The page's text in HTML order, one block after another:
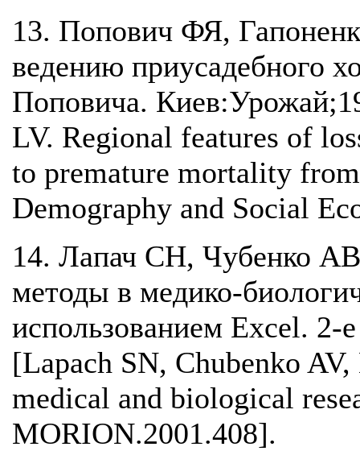
13. Попович ФЯ,
ведению приусадебного
Поповича.
LV. Regional features of
to premature mortality
Demography and Social
14. Лапач СН, Чубенко
методы в медико-
использованием Excel.
[Lapach SN, Chubenko
medical and biological
MORION.2001.408].